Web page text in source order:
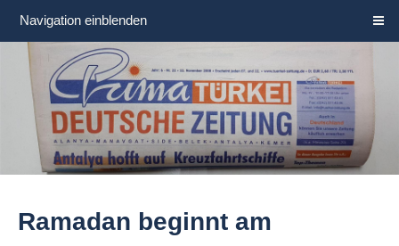
Navigation einblenden
Ramadan beginnt am